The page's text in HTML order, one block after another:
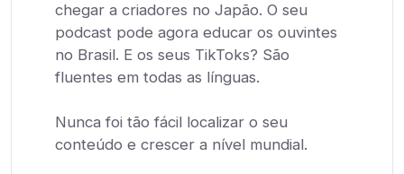
chegar a criadores no Japão. O seu
podcast pode agora educar os ouvintes
no Brasil. E os seus TikToks? São
fluentes em todas as línguas.
Nunca foi tão fácil localizar o seu
conteúdo e crescer a nível mundial.